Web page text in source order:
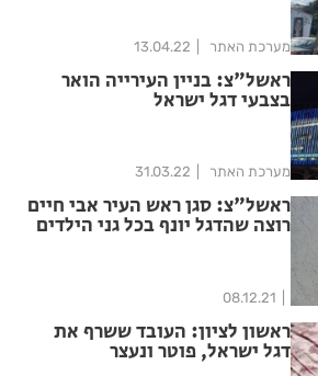
מערכת האתר 13.04.22
ראשל"צ: בניין העירייה הואר
בצבעי דגל ישראל
מערכת האתר 31.03.22
ראשל"צ: סגן ראש העיר אבי חיים
רוצה שהדגל יונף בכל גני הילדים
08.12.21
ראשון לציון: העובד ששרף את
דגל ישראל, פוטר ונעצר